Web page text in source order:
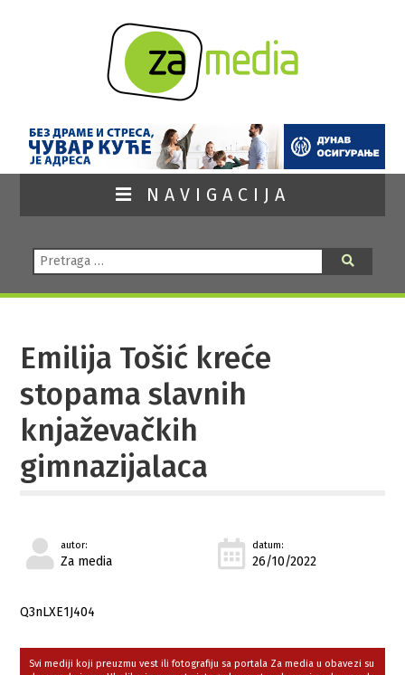
NAVIGACIJA
Pretraga:
Emilija Tošić kreće
stopama slavnih
knjaževačkih
gimnazijalaca
autor:
Za media
datum:
26/10/2022
Q3nLXE1J404
Svi mediji koji preuzmu vest ili fotografiju sa portala Za media u obavezi su